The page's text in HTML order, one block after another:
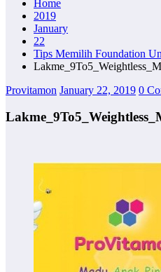
Home
2019
January
22
Tips Memilih Foundation
Provitamon January 22, 2019 0